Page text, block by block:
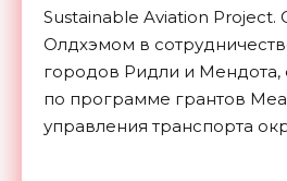
Sustainable Aviation Project.
Олдхэмом в
городов Ридли и Мендота,
по программе грантов
управления транспорта